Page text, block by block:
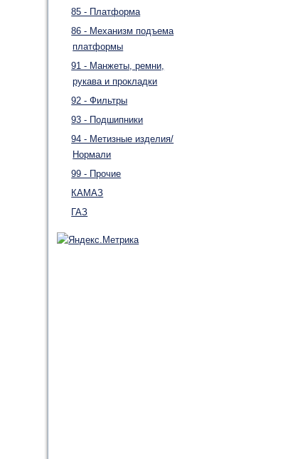
85 - Платформа
86 - Механизм подъема
платформы
91 - Манжеты, ремни,
рукава и прокладки
92 - Фильтры
93 - Подшипники
94 - Метизные изделия/
Нормали
99 - Прочие
КАМАЗ
ГАЗ